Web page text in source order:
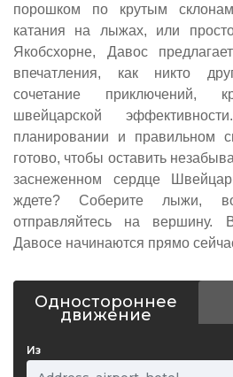
порошком по крутым
катания на лыжах, или
Якобсхорне, Давос
впечатления, как никто
сочетание приключений,
швейцарской
планировании и правильном
готово, чтобы оставить
заснеженном сердце
ждете? Соберите лыжи,
отправляйтесь на вершину.
Давосе начинаются прямо
Одностороннее
движение
Из